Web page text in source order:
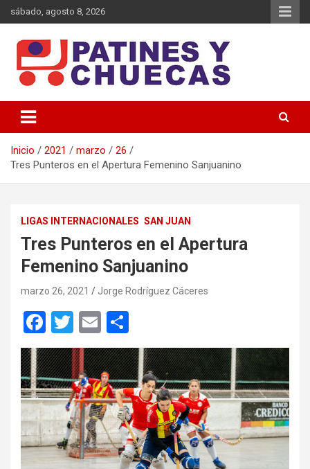
Saltar
al
sábado, agosto 8, 2026
Patines y Chuecas
Inicio 2021 marzo
26
Tres Punteros en el Apertura Femenino Sanjuanino
LIGAS INTERNACIONALES SAN JUAN
Tres Punteros en el Apertura
Femenino Sanjuanino
marzo 26, 2021 Jorge Rodríguez Cáceres
F
a
ce
b
o
o
k
T
wi
tt
er
E
m
ail
o
m
p
ar
tir